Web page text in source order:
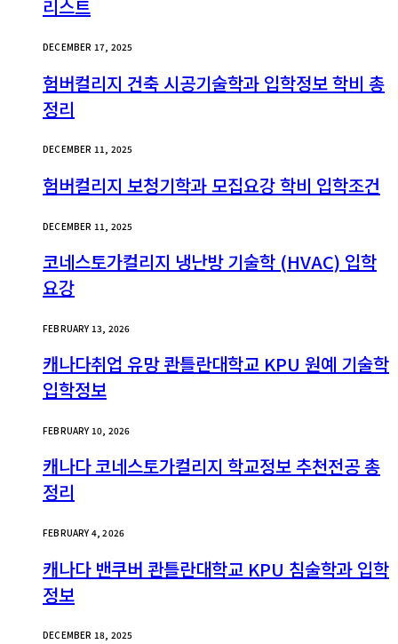
리스트
DECEMBER 17, 2025
험버컬리지 건축 시공기술학과 입학정보 학비 총
정리
DECEMBER 11, 2025
험버컬리지 보청기학과 모집요강 학비 입학조건
DECEMBER 11, 2025
코네스토가컬리지 냉난방 기술학 (HVAC) 입학
요강
FEBRUARY 13, 2026
캐나다취업 유망 콴틀란대학교 KPU 원예 기술학
입학정보
FEBRUARY 10, 2026
캐나다 코네스토가컬리지 학교정보 추천전공 총
정리
FEBRUARY 4, 2026
캐나다 밴쿠버 콴틀란대학교 KPU 침술학과 입학
정보
DECEMBER 18, 2025